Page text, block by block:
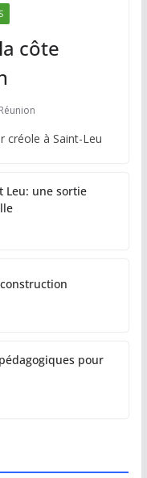
côte
créole à Saint-Leu
Leu: une sortie
pour